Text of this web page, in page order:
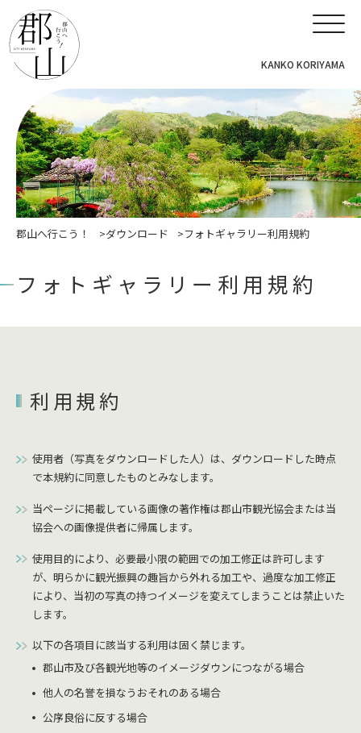
KANKO KORIYAMA
郡山へ行こう！ ダウンロード フォトギャラリー利用規約
フォトギャラリー利用規約
利用規約
使用者（写真をダウンロードした人）は、ダウンロードした時点
で本規約に同意したものとみなします。
当ページに掲載している画像の著作権は郡山市観光協会または当
協会への画像提供者に帰属します。
使用目的により、必要最小限の範囲での加工修正は許可します
が、明らかに観光振興の趣旨から外れる加工や、過度な加工修正
により、当初の写真の持つイメージを変えてしまうことは禁止いた
します。
以下の各項目に該当する利用は固く禁じます。
郡山市及び各観光地等のイメージダウンにつながる場合
他人の名誉を損なうおそれのある場合
公序良俗に反する場合